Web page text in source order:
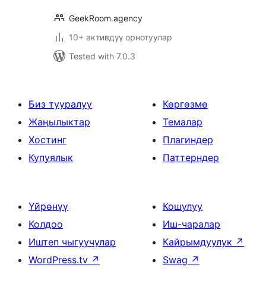
GeekRoom.agency
10+ активдүү орнотуулар
Tested with 7.0.3
Биз тууралуу
Жаңылыктар
Хостинг
Купуялык
Көргөзмө
Темалар
Плагиндер
Паттерндер
Үйрөнүү
Колдоо
Иштеп чыгуучулар
WordPress.tv ↗
Кошулуу
Иш-чаралар
Кайрымдуулук ↗
Swag ↗